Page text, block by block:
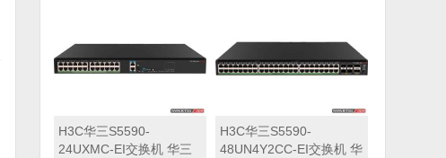
H3C华三S5590-
24UXMC-EI交换机 华三
H3C华三S5590-
48UN4Y2CC-EI交换机 华